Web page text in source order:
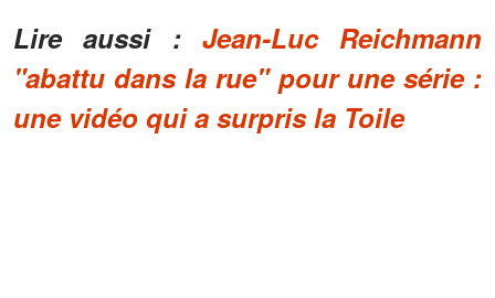
Lire aussi : Jean-Luc Reichmann
"abattu dans la rue" pour une série :
une vidéo qui a surpris la Toile